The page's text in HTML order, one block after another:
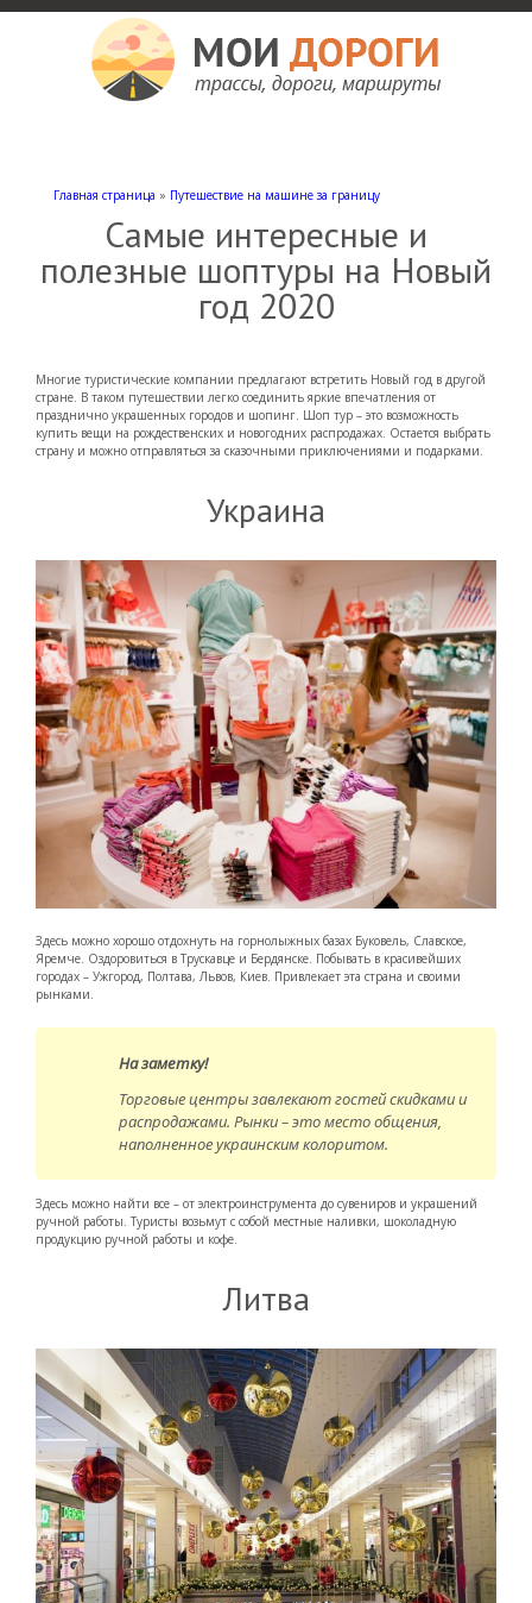
Главная страница » Путешествие на машине за границу
Самые интересные и
полезные шоптуры на Новый
год 2020
Многие туристические компании предлагают встретить Новый год в другой
стране. В таком путешествии легко соединить яркие впечатления от
празднично украшенных городов и шопинг. Шоп тур – это возможность
купить вещи на рождественских и новогодних распродажах. Остается выбрать
страну и можно отправляться за сказочными приключениями и подарками.
Украина
Здесь можно хорошо отдохнуть на горнолыжных базах Буковель, Славское,
Яремче. Оздоровиться в Трускавце и Бердянске. Побывать в красивейших
городах – Ужгород, Полтава, Львов, Киев. Привлекает эта страна и своими
рынками.
На заметку!
Торговые центры завлекают гостей скидками и
распродажами. Рынки – это место общения,
наполненное украинским колоритом.
Здесь можно найти все – от электроинструмента до сувениров и украшений
ручной работы. Туристы возьмут с собой местные наливки, шоколадную
продукцию ручной работы и кофе.
Литва